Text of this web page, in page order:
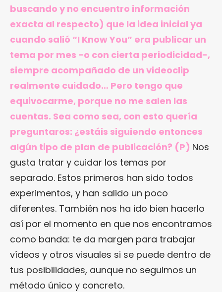
buscando y no encuentro información
exacta al respecto) que la idea inicial ya
cuando salió “I Know You” era publicar un
tema por mes -o con cierta periodicidad-,
siempre acompañado de un videoclip
realmente cuidado… Pero tengo que
equivocarme, porque no me salen las
cuentas. Sea como sea, con esto quería
preguntaros: ¿estáis siguiendo entonces
algún tipo de plan de publicación? (P) Nos
gusta tratar y cuidar los temas por
separado. Estos primeros han sido todos
experimentos, y han salido un poco
diferentes. También nos ha ido bien hacerlo
así por el momento en que nos encontramos
como banda: te da margen para trabajar
vídeos y otros visuales si se puede dentro de
tus posibilidades, aunque no seguimos un
método único y concreto.